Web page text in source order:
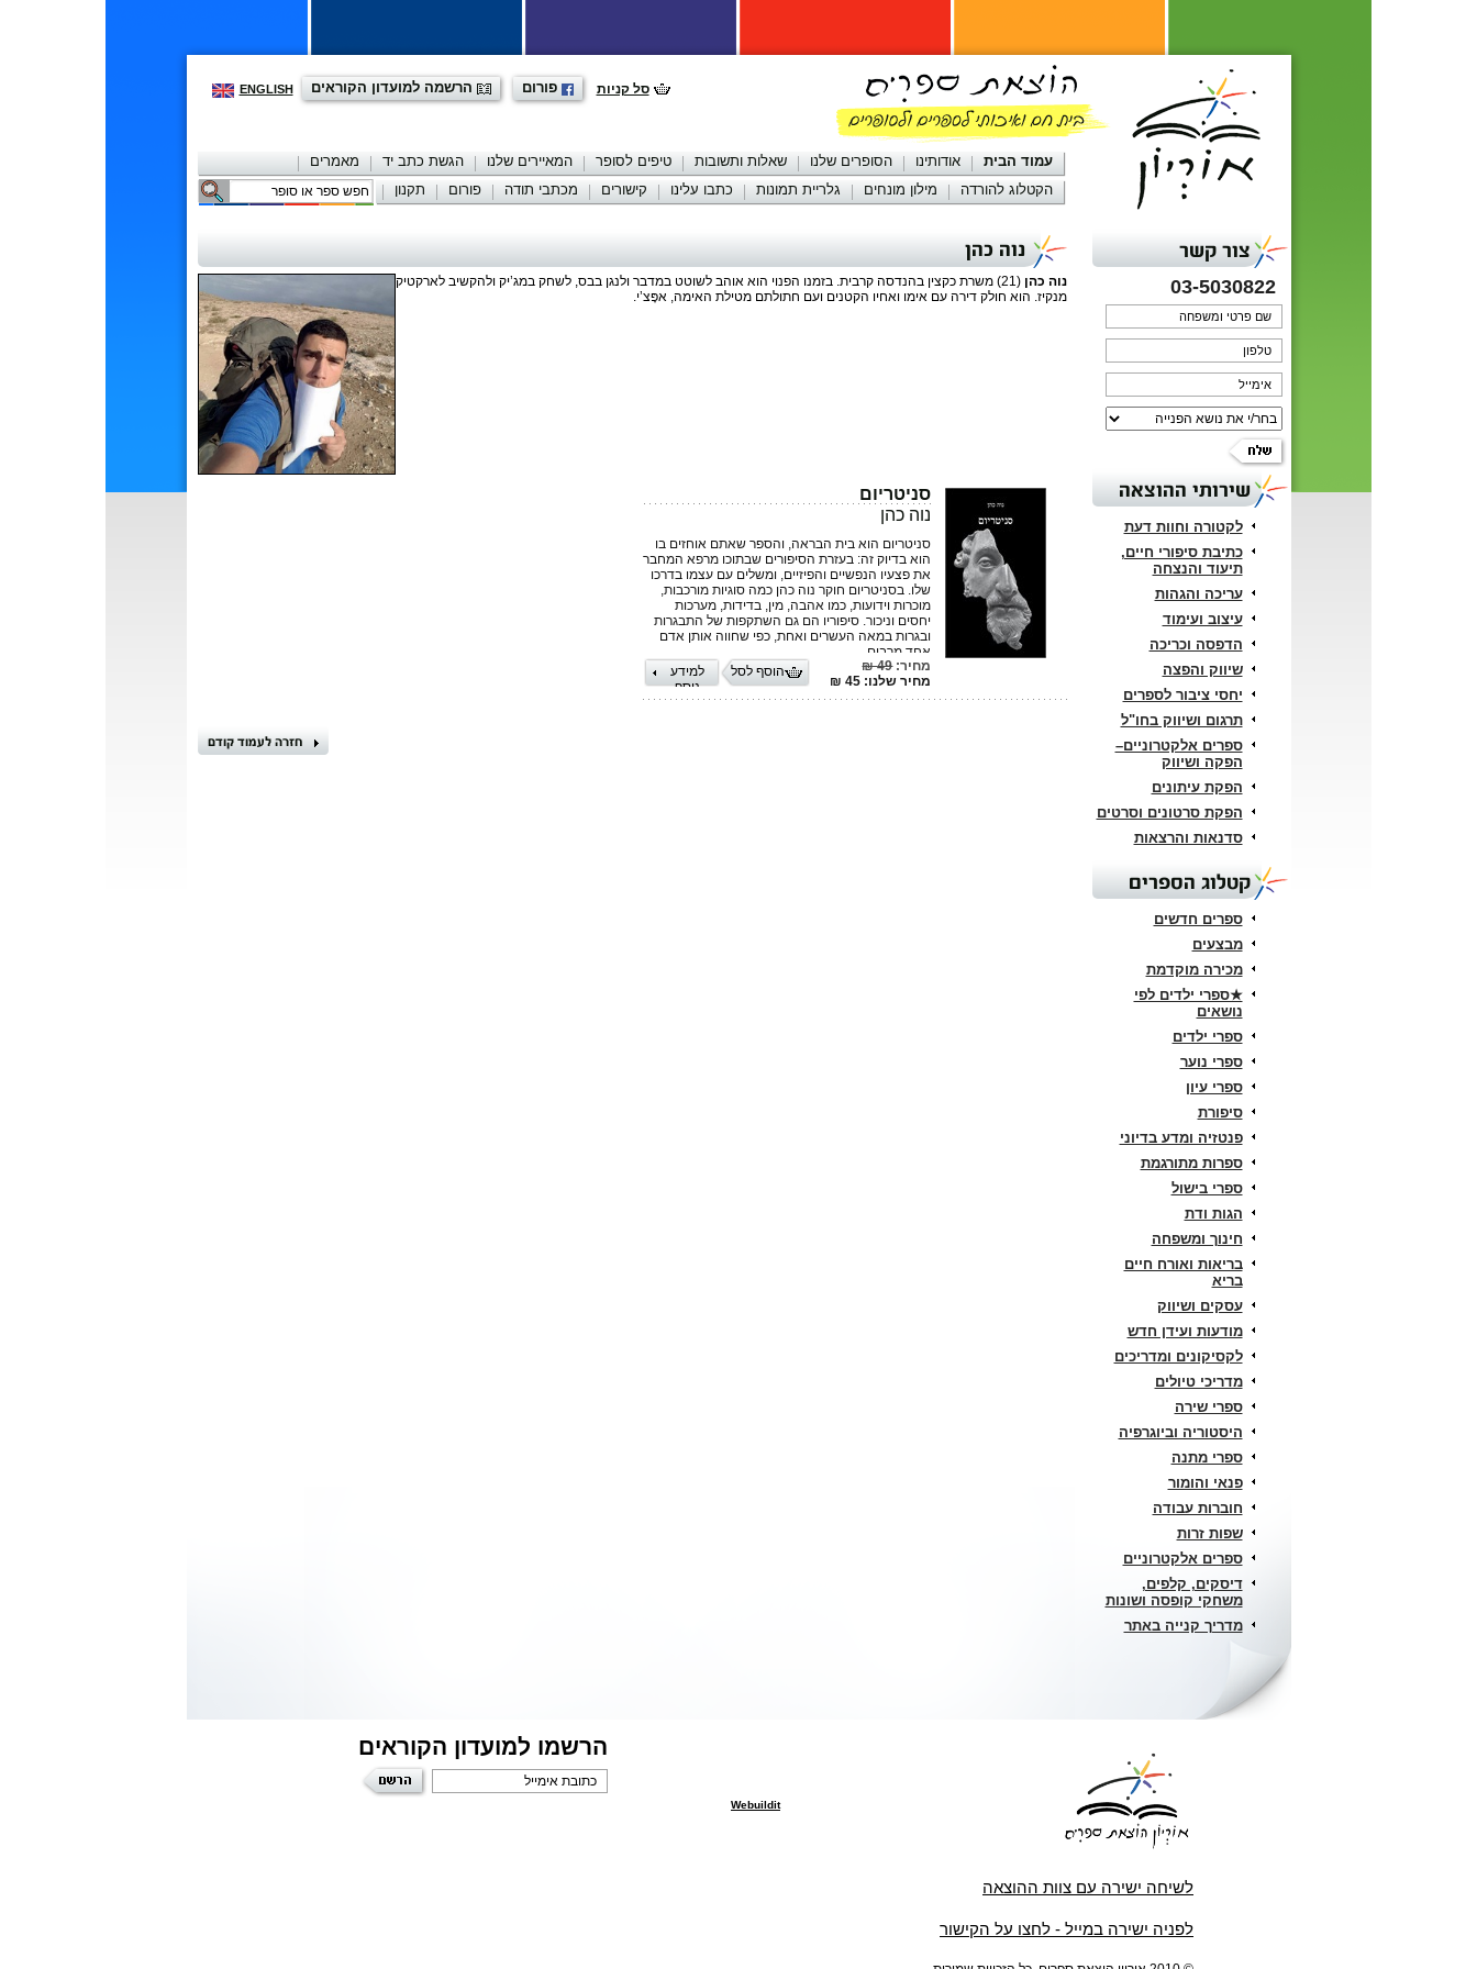
ENGLISH הרשמה למועדון הקוראים פורום סל קניות
עמוד הבית אודותינו הסופרים שלנו שאלות ותשובות טיפים לסופר המאיירים שלנו הגשת כתב יד
מאמרים
הקטלוג להורדה
מילון מונחים גלריית תמונות כתבו עלינו קישורים מכתבי תודה פורום תקנון יצירת קשר
צור קשר
03-5030822
שירותי ההוצאה
לקטורה וחוות דעת
כתיבת סיפורי חיים,
תיעוד והנצחה
עריכה והגהות
עיצוב ועימוד
הדפסה וכריכה
שיווק והפצה
יחסי ציבור לספרים
תרגום ושיווק בחו"ל
ספרים אלקטרוניים–
הפקה ושיווק
הפקת עיתונים
הפקת סרטונים וסרטים
סדנאות והרצאות
קטלוג הספרים
ספרים חדשים
מבצעים
מכירה מוקדמת
★ספרי ילדים לפי
נושאים
ספרי ילדים
ספרי נוער
ספרי עיון
סיפורת
פנטזיה ומדע בדיוני
ספרות מתורגמת
ספרי בישול
הגות ודת
חינוך ומשפחה
בריאות ואורח חיים
בריא
עסקים ושיווק
מודעות ועידן חדש
לקסיקונים ומדריכים
מדריכי טיולים
ספרי שירה
היסטוריה וביוגרפיה
ספרי מתנה
פנאי והומור
חוברות עבודה
שפות זרות
ספרים אלקטרוניים
דיסקים, קלפים,
משחקי קופסה ושונות
מדריך קנייה באתר
נוה כהן
נוה כהן
(21) משרת כקצין בהנדסה קרבית. בזמנו הפנוי הוא אוהב לשוטט במדבר ולנגן בבס, לשחק במג’יק ולהקשיב לארקטיק
מנקיז. הוא חולק דירה עם אימו ואחיו הקטנים ועם חתולתם מטילת האימה, אפָּצ’י.
סניטריום
נוה כהן
סניטריום הוא בית הבראה, והספר שאתם אוחזים בו
הוא בדיוק זה: בעזרת הסיפורים שבתוכו מרפא המחבר
את פצעיו הנפשיים והפיזיים, ומשלים עם עצמו בדרכו
שלו. בסניטריום חוקר נוה כהן כמה סוגיות מורכבות,
מוכרות וידועות, כמו אהבה, מין, בדידות, מערכות
יחסים וניכור. סיפוריו הם גם השתקפות של התבגרות
ובגרות במאה העשרים ואחת, כפי שחווה אותן אדם
אחד מֵרבים.
מחיר:49 ₪
מחיר שלנו: 45 ₪
למידע
נוסף
הוסף לסל
הרשמו למועדון הקוראים
לשיחה ישירה עם צוות ההוצאה
לפניה ישירה במייל - לחצו על הקישור
Webuildit